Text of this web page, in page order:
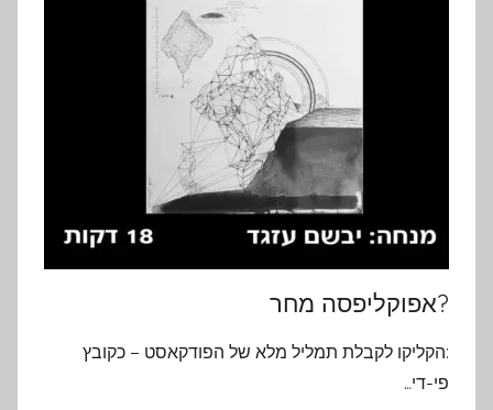
?אפוקליפסה מחר
:הקליקו לקבלת תמליל מלא של הפודקאסט – כקובץ
פי-די…